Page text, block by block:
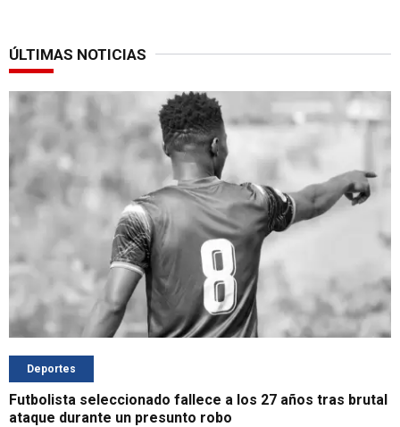
ÚLTIMAS NOTICIAS
Deportes
Futbolista seleccionado fallece a los 27 años tras brutal
ataque durante un presunto robo